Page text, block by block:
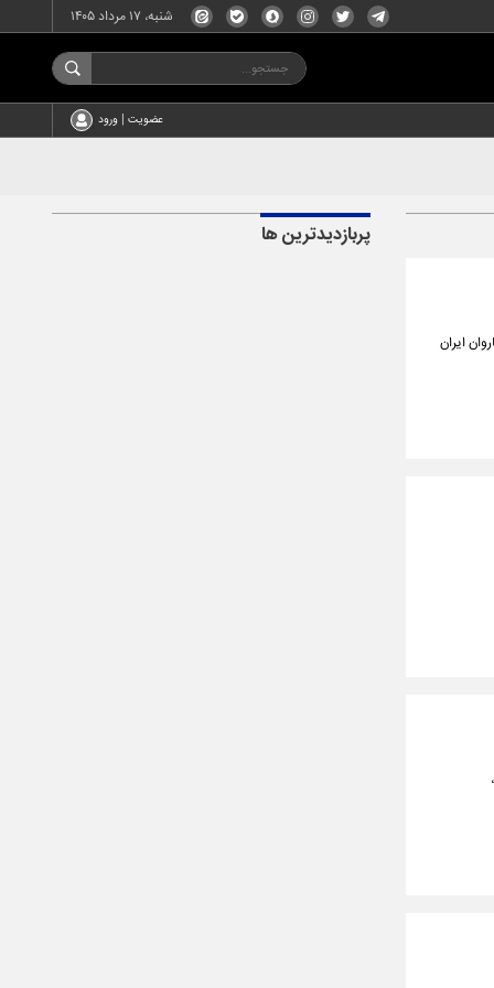
شنبه، ۱۷ مرداد ۱۴۰۵
عضویت | ورود
ایران
پربازدیدترین ها